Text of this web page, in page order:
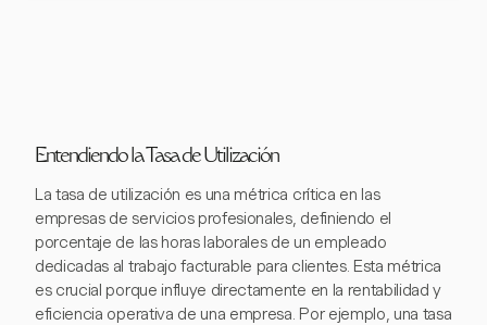
Entendiendo la Tasa de Utilización
La tasa de utilización es una métrica crítica en las
empresas de servicios profesionales, definiendo el
porcentaje de las horas laborales de un empleado
dedicadas al trabajo facturable para clientes. Esta métrica
es crucial porque influye directamente en la rentabilidad y
eficiencia operativa de una empresa. Por ejemplo, una tasa